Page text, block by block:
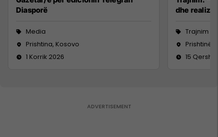
Diasporë
Media
Prishtina, Kosovo
1 Korrik 2026
dhe
Trajnim
Prishtinë
15